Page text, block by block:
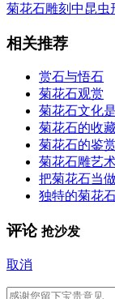
菊花石雕刻中昆虫
相关推荐
赏石与悟石
菊花石观赏
菊花石文化
菊花石的收
菊花石的鉴赏
菊花石雕艺
把菊花石当
独特的菊花
评论 抢沙发
取消